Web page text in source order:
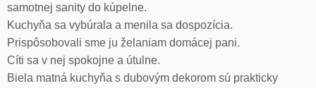
samotnej sanity do kúpelne.
Kuchyňa sa vybúrala a menila sa dospozícia.
Prispôsobovali sme ju želaniam domácej pani.
Cíti sa v nej spokojne a útulne.
Biela matná kuchyňa s dubovým dekorom sú prakticky